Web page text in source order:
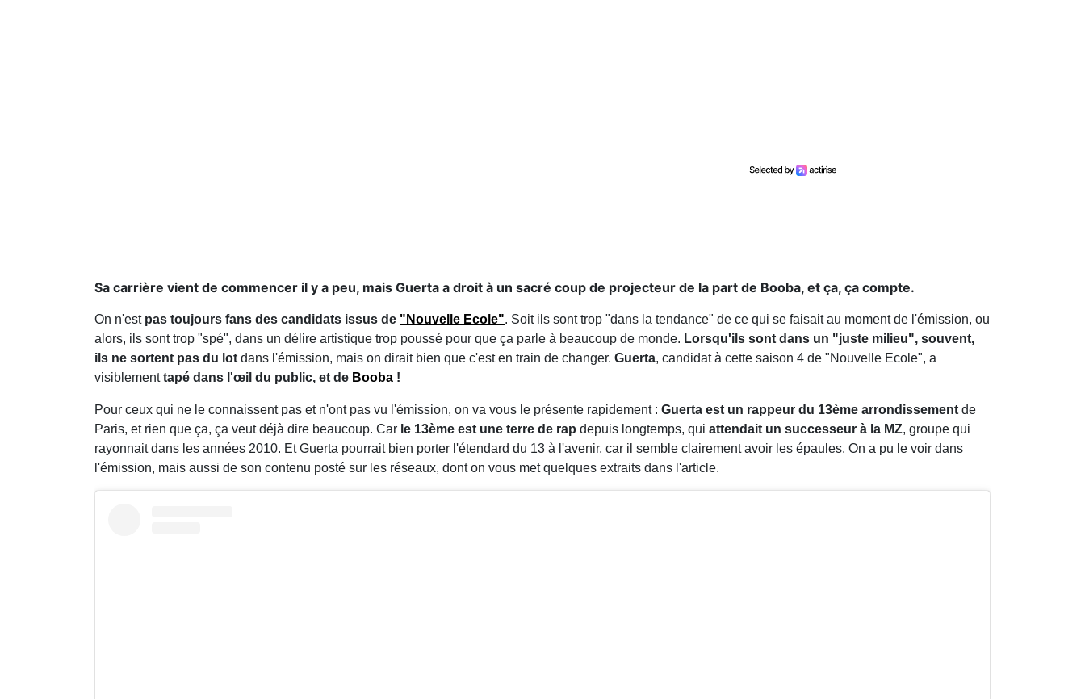
Sa carrière vient de commencer il y a peu, mais Guerta a droit à un sacré coup de projecteur de la part de Booba, et ça, ça compte.
On n'est pas toujours fans des candidats issus de "Nouvelle Ecole". Soit ils sont trop "dans la tendance" de ce qui se faisait au moment de l'émission, ou
alors, ils sont trop "spé", dans un délire artistique trop poussé pour que ça parle à beaucoup de monde. Lorsqu'ils sont dans un "juste milieu", souvent,
ils ne sortent pas du lot dans l'émission, mais on dirait bien que c'est en train de changer. Guerta, candidat à cette saison 4 de "Nouvelle Ecole", a
visiblementtapé dans l'œil du public, et de Booba !
Pour ceux qui ne le connaissent pas et n'ont pas vu l'émission, on va vous le présente rapidement : Guerta est un rappeur du 13ème arrondissement de
Paris, et rien que ça, ça veut déjà dire beaucoup. Car le 13ème est une terre de rap depuis longtemps, qui attendait un successeur à la MZ, groupe qui
rayonnait dans les années 2010. Et Guerta pourrait bien porter l'étendard du 13 à l'avenir, car il semble clairement avoir les épaules. On a pu le voir dans
l'émission, mais aussi de son contenu posté sur les réseaux, dont on vous met quelques extraits dans l'article.